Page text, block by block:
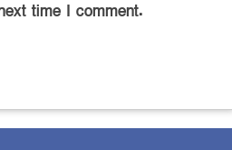
time I comment.